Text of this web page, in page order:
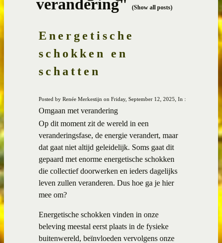
verandering" (Show all posts)
Energetische
schokken en
schatten
Posted by Renée Merkestijn on Friday, September 12, 2025, In :
Omgaan met verandering
Op dit moment zit de wereld in een
veranderingsfase, de energie verandert, maar
dat gaat niet altijd geleidelijk. Soms gaat dit
gepaard met enorme energetische schokken
die collectief doorwerken en ieders dagelijks
leven zullen veranderen. Dus hoe ga je hier
mee om?
Energetische schokken vinden in onze
beleving meestal eerst plaats in de fysieke
buitenwereld, beïnvloeden vervolgens onze